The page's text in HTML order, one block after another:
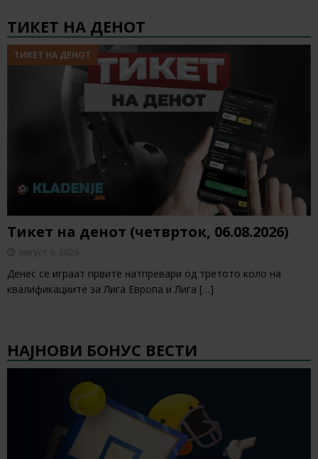
ТИКЕТ НА ДЕНОТ
ТИКЕТ НА ДЕНОТ
Тикет на денот (четврток, 06.08.2026)
август 6, 2026
Денес се играат првите натпревари од третото коло на
квалификациите за Лига Европа и Лига […]
НАЈНОВИ БОНУС ВЕСТИ